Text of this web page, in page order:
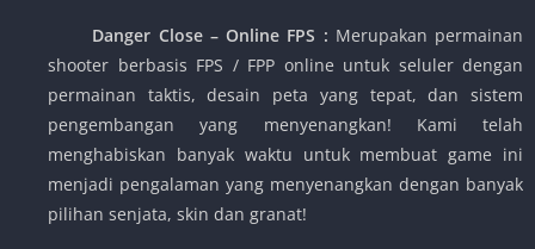
Danger Close – Online FPS : Merupakan permainan
shooter berbasis FPS / FPP online untuk seluler dengan
permainan taktis, desain peta yang tepat, dan sistem
pengembangan yang menyenangkan! Kami telah
menghabiskan banyak waktu untuk membuat game ini
menjadi pengalaman yang menyenangkan dengan banyak
pilihan senjata, skin dan granat!